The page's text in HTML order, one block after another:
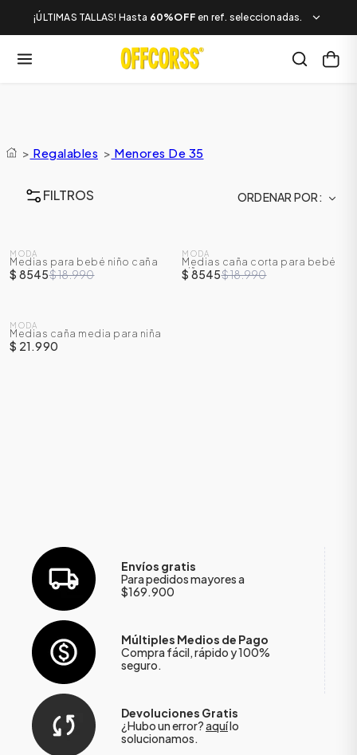
¡ÚLTIMAS TALLAS! Hasta 60%OFF en ref. seleccionadas.
> Regalables > Menores De 35
FILTROS ORDENAR POR
-55%
MODA
Medias para bebé niño caña
corta
$ 8545$ 18.990
-55%
MODA
Medias caña corta para bebé
niña
$ 8545$ 18.990
MODA
Medias caña media para niña
$ 21.990
Envíos gratis
Para pedidos mayores a
$169.900
Múltiples Medios de Pago
Compra fácil, rápido y 100%
seguro.
Devoluciones Gratis
¿Hubo un error?aquílo
solucionamos.